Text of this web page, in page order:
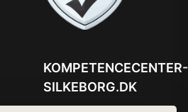
KOMPETENCECENTER-
SILKEBORG.DK